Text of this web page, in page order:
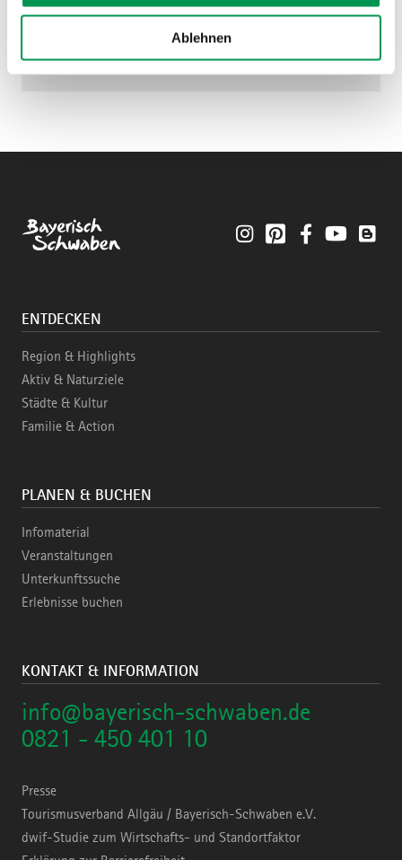
Ablehnen
InstagramPinterestFacebookYouTube
ENTDECKEN
Region & Highlights
Aktiv & Naturziele
Städte & Kultur
Familie & Action
PLANEN & BUCHEN
Infomaterial
Veranstaltungen
Unterkunftssuche
Erlebnisse buchen
KONTAKT & INFORMATION
info@bayerisch-schwaben.de
0821 - 450 401 10
Presse
Tourismusverband Allgäu / Bayerisch-Schwaben e.V.
dwif-Studie zum Wirtschafts- und Standortfaktor